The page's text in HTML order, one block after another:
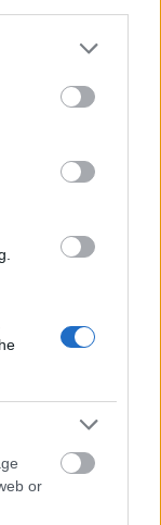
more Google
may click to
party tags to
below Google
or